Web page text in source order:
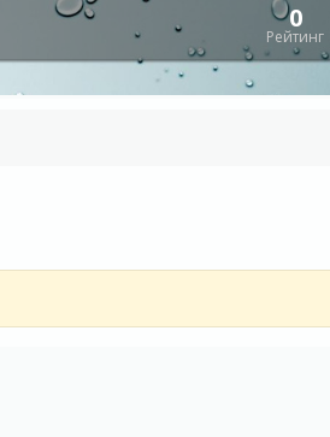
Рейтинг
0